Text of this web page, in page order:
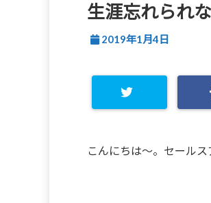
生涯忘れられ
2019年1月4日
こんにちは～。セールス